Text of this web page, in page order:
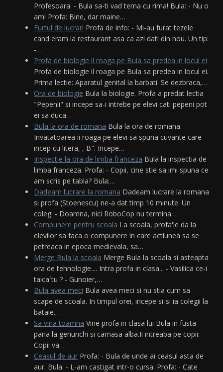
Profesoara: - Bula sa-ti vad tema cu rima! Bula: - Nu o
am! Profa: Bine, dar maine…
Furtul de lucrari Profa de info: - Mi-au furat tezele
cand eram la restaurant asa ca azi dati din nou. Un tip:
-…
Profa de biologie il roaga pe Bula sa predea in locul ei
Profa de biologie il roaga pe Bula sa predea in locul ei.
Prima lectie: Aparatul genital la barbati. Se dezbraca,…
Ora de biologie Bula la biologie. Profa a predat lectia
"Pepenii" si incepe sa-i intrebe pe elevi cati pepeni pot
ei sa duca…
Bula la ora de romana Bula la ora de romana.
Invatatoarea ii roaga pe elevi sa spuna cuvante care
incep cu litera, , B". Incepe…
Inspectie la ora de limba franceza Bula la inspectia de
limba franceza. Profa: - Copii, cine stie sa imi spuna ce
am scris pe tabla? Bula:…
Dadeam lucrare la romana Dadeam lucrare la romana
si profa (Stoenescu) ne-a dat timp 10 minute. Un
coleg: - Doamna, nici RoboCop nu termina…
Compunere pentru scoala La scoala, profa'le da la
elevilor sa faca o compunere in care actiunea sa se
petreaca in epoca medievala, sa…
Merge Bula la scoala Merge Bula la scoala si asteapta
ora de tehnologie.... Intra profa in clasa... - Vasilica ce-i
taica`tu ? - Gunoier,…
Bula avea meci Bula avea meci si nu stia cum sa
scape de scoala. In timpul orei, incepe si-si ia colegii la
bataie.…
Sa vina toamna Vine profa in clasa lui Bula in fusta
pana la genunchi si camasa alba.Ii intreaba pe copii: -
Copii va…
Ceasul de aur Profa: - Bula de unde ai ceasul asta de
aur. Bula: - L-am castigat intr-o cursa. Profa: - Cate